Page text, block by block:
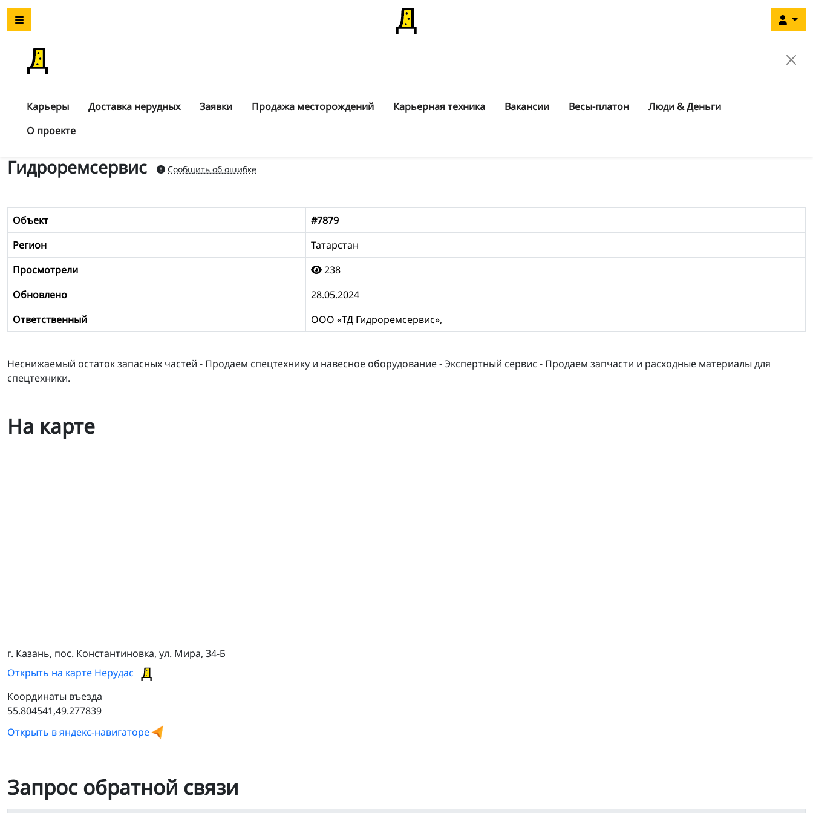
Карьеры Доставка нерудных Заявки Продажа месторождений Карьерная техника Вакансии Весы-платон
Люди & Деньги
О проекте
Гидроремсервис Сообщить об ошибке
Объект
#7879
Регион
Татарстан
Просмотрели
238
Обновлено
28.05.2024
Ответственный
ООО «ТД Гидроремсервис»,
Неснижаемый остаток запасных частей - Продаем спецтехнику и навесное оборудование - Экспертный сервис - Продаем запчасти и расходные материалы для
спецтехники.
На карте
г. Казань, пос. Константиновка, ул. Мира, 34-Б
Открыть на карте Нерудас
Координаты въезда
55.804541,49.277839
Открыть в яндекс-навигаторе
Запрос обратной связи